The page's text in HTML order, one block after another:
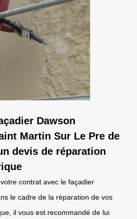
Dawson
Martin Sur Le Pre de
devis de réparation
contrat avec le façadier
le cadre de la réparation de vos
il vous est recommandé de lui